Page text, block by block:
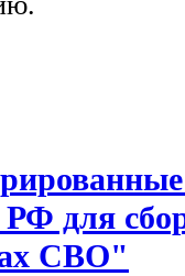
для
СВО"